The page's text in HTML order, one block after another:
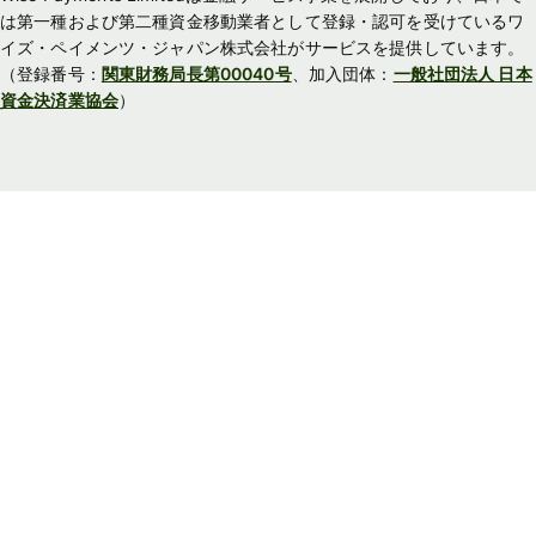
は第一種および第二種資金移動業者として登録・認可を受けているワ
イズ・ペイメンツ・ジャパン株式会社がサービスを提供しています。
（登録番号： 関東財務局長第00040号、加入団体： 一般社団法人 日本
資金決済業協会）